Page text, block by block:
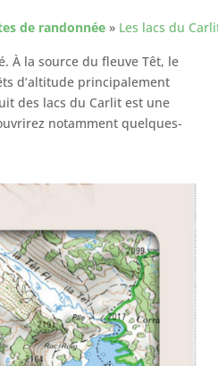
de randonnée » Les lacs du
À la source du fleuve Têt, le
d’altitude principalement
des lacs du Carlit est une
notamment quelques-